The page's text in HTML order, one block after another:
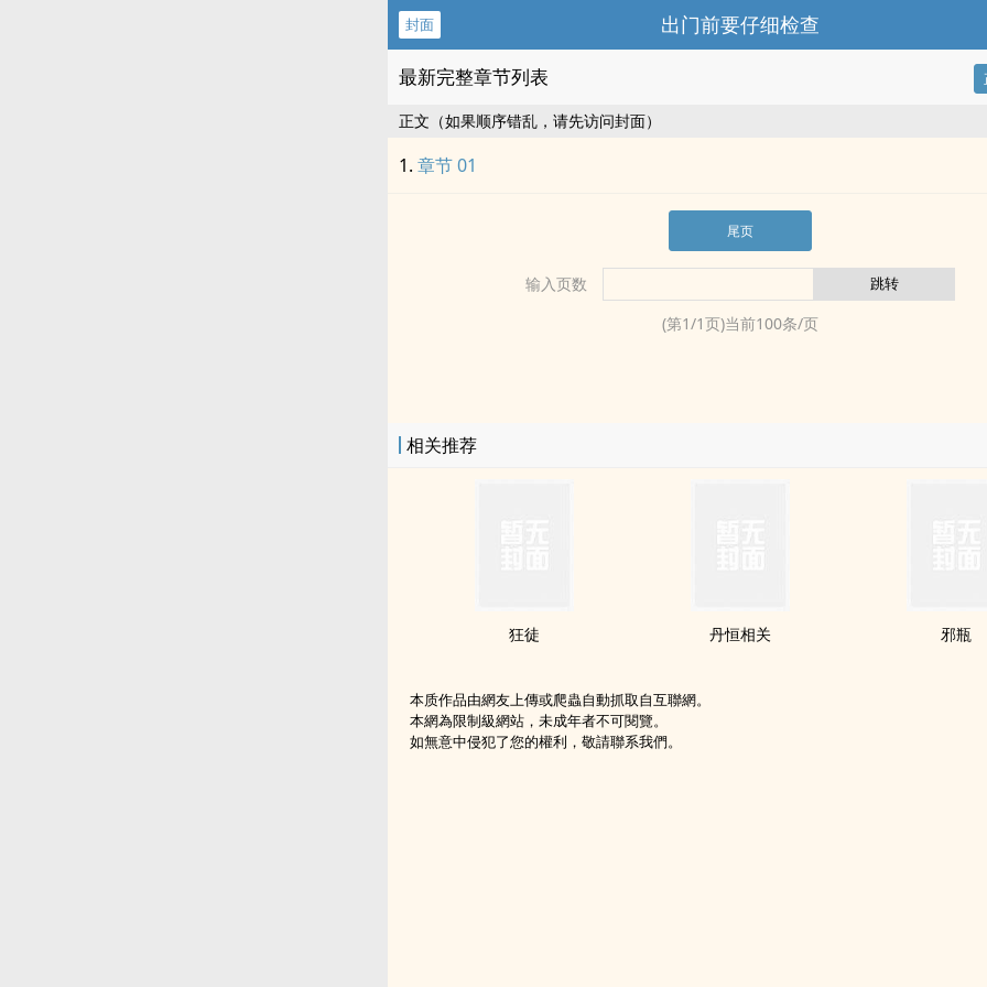
封面 出门前要仔细检查
最新完整章节列表
正文（如果顺序错乱，请先访问封面）
章节 01
尾页
输入页数
(第1/1页)当前100条/页
相关推荐
狂徒 丹恒相关 邪瓶
本质作品由網友上傳或爬蟲自動抓取自互聯網。
本網為限制級網站，未成年者不可閱覽。
如無意中侵犯了您的權利，敬請聯系我們。